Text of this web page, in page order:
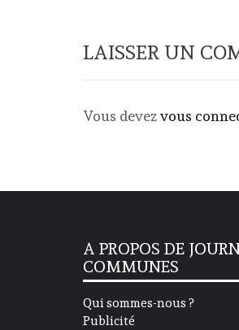
LAISSER UN
Vous devezvous
A PROPOS DE
COMMUNES
Qui sommes-nous ?
Publicité